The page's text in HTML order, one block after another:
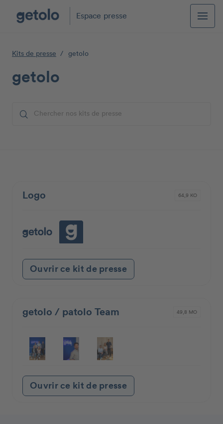
Espace presse
Kits de presse getolo
getolo
Logo 64,9 KO
Ouvrir ce kit de presse
getolo / patolo Team 49,8 MO
Ouvrir ce kit de presse